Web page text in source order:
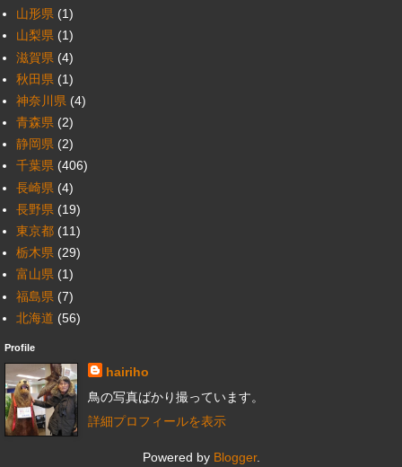
山形県 (1)
山梨県 (1)
滋賀県 (4)
秋田県 (1)
神奈川県 (4)
青森県 (2)
静岡県 (2)
千葉県 (406)
長崎県 (4)
長野県 (19)
東京都 (11)
栃木県 (29)
富山県 (1)
福島県 (7)
北海道 (56)
Profile
hairiho
鳥の写真ばかり撮っています。
詳細プロフィールを表示
Powered by Blogger.